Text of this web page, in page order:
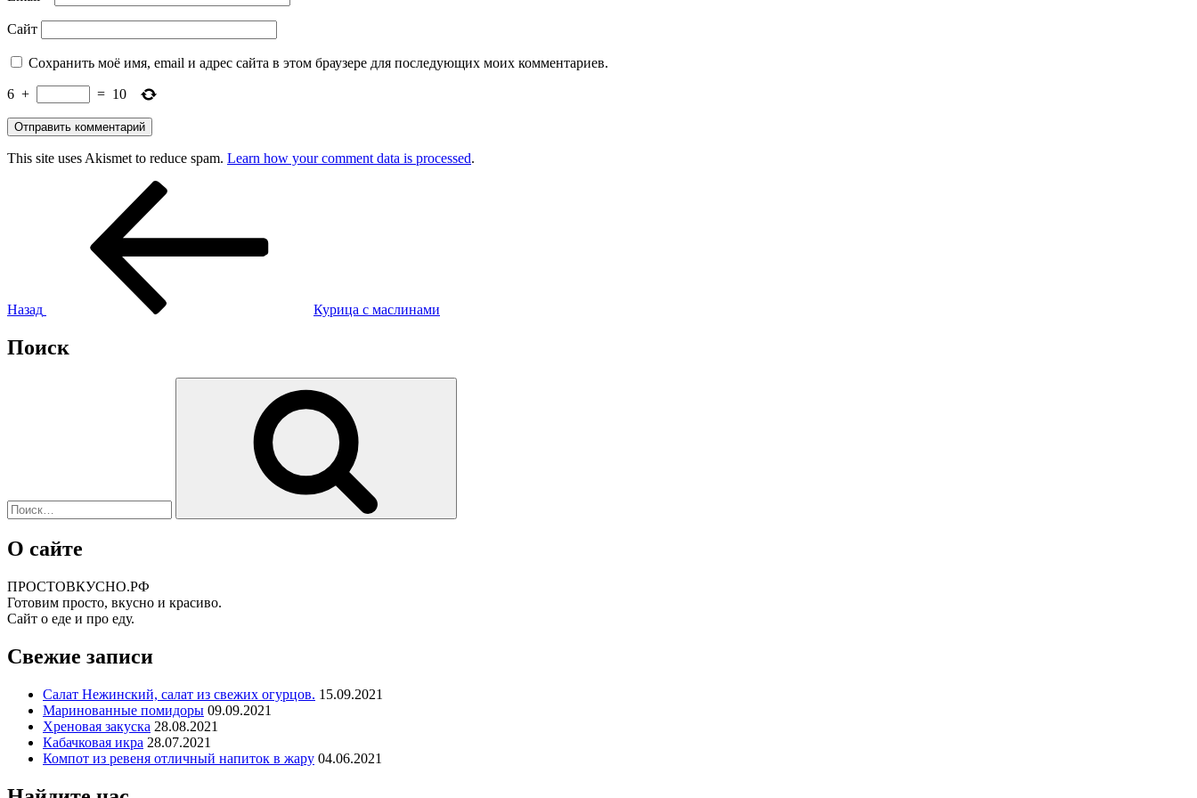
Сайт
Сохранить моё имя, email и адрес сайта в этом браузере для последующих моих комментариев.
6 + = 10
This site uses Akismet to reduce spam. Learn how your comment data is processed.
Назад Курица с маслинами
Поиск
О сайте
ПРОСТОВКУСНО.РФ
Готовим просто, вкусно и красиво.
Сайт о еде и про еду.
Свежие записи
Салат Нежинский, салат из свежих огурцов. 15.09.2021
Маринованные помидоры 09.09.2021
Хреновая закуска 28.08.2021
Кабачковая икра 28.07.2021
Компот из ревеня отличный напиток в жару 04.06.2021